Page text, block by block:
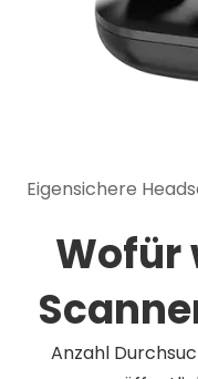
Wofür
Anzahl